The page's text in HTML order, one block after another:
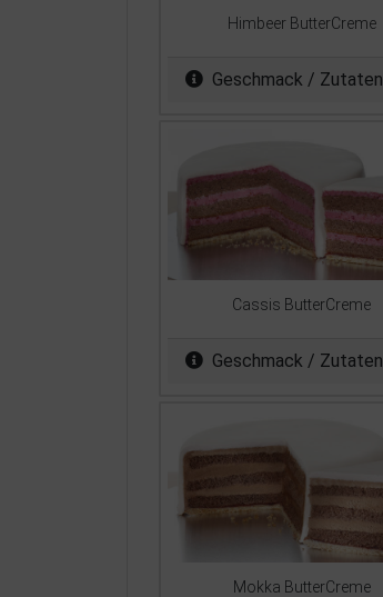
Himbeer ButterCreme
Geschmack / Zutaten
Cassis ButterCreme
Geschmack / Zutaten
Mokka ButterCreme